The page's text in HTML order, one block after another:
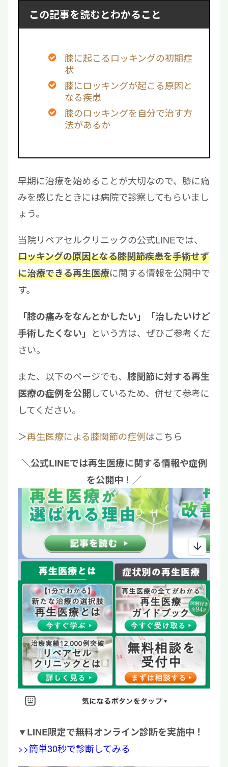
この記事を読むとわかること
膝に起こるロッキングの初期症
状
膝にロッキングが起こる原因と
なる疾患
膝のロッキングを自分で治す方
法があるか
早期に治療を始めることが大切なので、膝に痛
みを感じたときには病院で診察してもらいまし
ょう。
当院リペアセルクリニックの公式LINEでは、
ロッキングの原因となる膝関節疾患を手術せず
に治療できる再生医療に関する情報を公開中で
す。
「膝の痛みをなんとかしたい」「治したいけど
手術したくない」 という方は、ぜひご参考くだ
さい。
また、以下のページでも、 膝関節に対する再生
医療の症例を公開しているため、併せて参考に
してください。
＞再生医療による膝関節の症例はこちら
＼公式LINEでは再生医療に関する情報や症例
を公開中！／
▼LINE限定で無料オンライン診断を実施中！
>>簡単30秒で診断してみる